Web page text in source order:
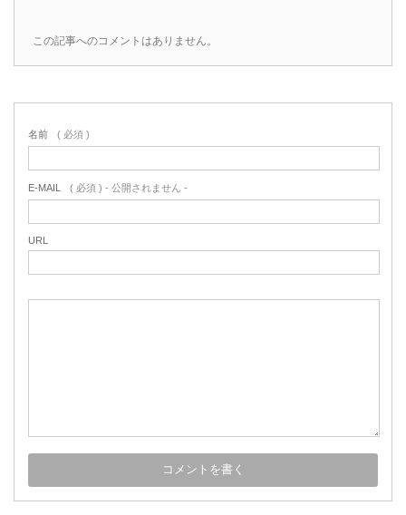
この記事へのコメントはありません。
名前 ( 必須 )
E-MAIL ( 必須 ) - 公開されません -
URL